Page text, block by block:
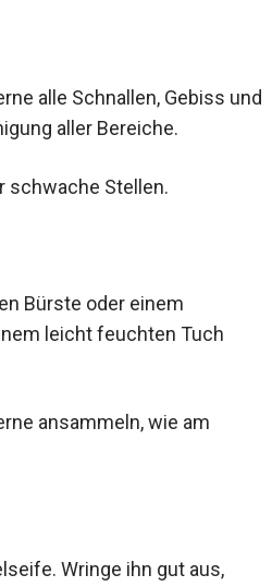
alle Schnallen, Gebiss
aller Bereiche.
schwache Stellen.
Bürste oder einem
leicht feuchten Tuch
ansammeln, wie am
Wringe ihn gut aus,